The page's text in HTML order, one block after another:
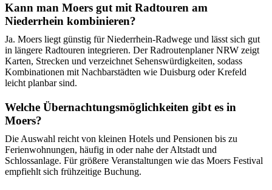
Kann man Moers gut mit Radtouren am
Niederrhein kombinieren?
Ja. Moers liegt günstig für Niederrhein-Radwege und lässt sich gut
in längere Radtouren integrieren. Der Radroutenplaner NRW zeigt
Karten, Strecken und verzeichnet Sehenswürdigkeiten, sodass
Kombinationen mit Nachbarstädten wie Duisburg oder Krefeld
leicht planbar sind.
Welche Übernachtungsmöglichkeiten gibt es in
Moers?
Die Auswahl reicht von kleinen Hotels und Pensionen bis zu
Ferienwohnungen, häufig in oder nahe der Altstadt und
Schlossanlage. Für größere Veranstaltungen wie das Moers Festival
empfiehlt sich frühzeitige Buchung.